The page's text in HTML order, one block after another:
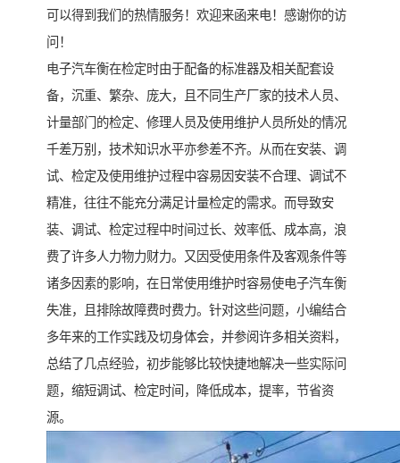
可以得到我们的热情服务！欢迎来函来电！感谢你的访
问！
电子汽车衡在检定时由于配备的标准器及相关配套设
备，沉重、繁杂、庞大，且不同生产厂家的技术人员、
计量部门的检定、修理人员及使用维护人员所处的情况
千差万别，技术知识水平亦参差不齐。从而在安装、调
试、检定及使用维护过程中容易因安装不合理、调试不
精准，往往不能充分满足计量检定的需求。而导致安
装、调试、检定过程中时间过长、效率低、成本高，浪
费了许多人力物力财力。又因受使用条件及客观条件等
诸多因素的影响，在日常使用维护时容易使电子汽车衡
失准，且排除故障费时费力。针对这些问题，小编结合
多年来的工作实践及切身体会，并参阅许多相关资料，
总结了几点经验，初步能够比较快捷地解决一些实际问
题，缩短调试、检定时间，降低成本，提率，节省资
源。